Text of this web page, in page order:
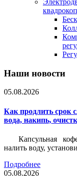
Наши новости
05.08.2026
Как продлить срок
вода, накипь,
Капсульная
налить воду,
Подробнее
05.08.2026